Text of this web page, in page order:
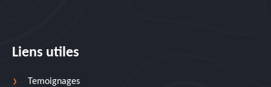
Liens utiles
Temoignages